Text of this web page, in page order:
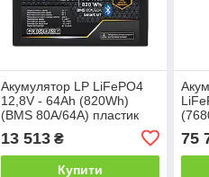
Акумулятор LP LiFePO4
12,8V - 64Ah (820Wh)
(BMS 80A/64А) пластик
13 513₴
Купити
75